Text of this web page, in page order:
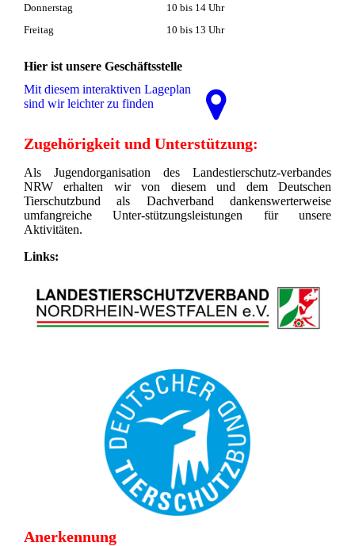
Donnerstag
10 bis 14 Uhr
Freitag
10 bis 13 Uhr
Hier ist unsere Geschäftsstelle
Mit diesem interaktiven La­ge­plan
sind wir leichter zu finden
Zugehörigkeit und Unterstützung:
Als Jugendorganisation des Landestierschutz-verbandes
NRW erhalten wir von diesem und dem Deutschen
Tierschutzbund als Dachverband dankenswerterweise
umfangreiche Unter-stützungsleistungen für unsere
Aktivitäten.
Links:
Anerkennung